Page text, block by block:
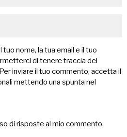
nome, la tua email e il tuo
di tenere traccia dei
inviare il tuo commento, accetta il
mettendo una spunta nel
di risposte al mio commento.